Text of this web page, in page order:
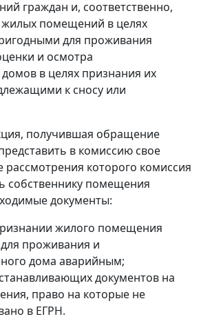
граждан и, соответственно,
помещений в целях
для проживания
и осмотра
в целях признания их
к сносу или
получившая обращение
в комиссию свое
рассмотрения которого комиссия
собственнику помещения
документы:
жилого помещения
проживания и
дома аварийным;
документов на
право на которые не
в ЕГРН.